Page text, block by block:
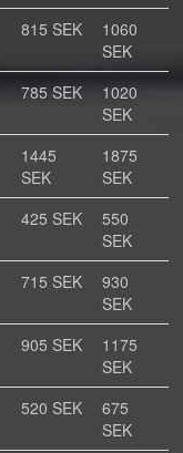
815 SEK
1060
SEK
785 SEK
1020
SEK
1445
SEK
1875
SEK
425 SEK
550
SEK
715 SEK
930
SEK
905 SEK
1175
SEK
520 SEK
675
SEK